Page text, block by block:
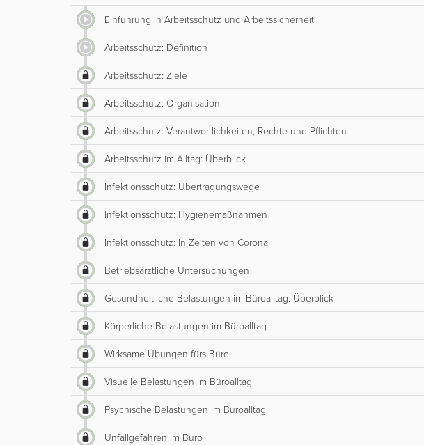
Einführung in Arbeitsschutz und Arbeitssicherheit
Arbeitsschutz: Definition
Arbeitsschutz: Ziele
Arbeitsschutz: Organisation
Arbeitsschutz: Verantwortlichkeiten, Rechte und Pflichten
Arbeitsschutz im Alltag: Überblick
Infektionsschutz: Übertragungswege
Infektionsschutz: Hygienemaßnahmen
Infektionsschutz: In Zeiten von Corona
Betriebsärztliche Untersuchungen
Gesundheitliche Belastungen im Büroalltag: Überblick
Körperliche Belastungen im Büroalltag
Wirksame Übungen fürs Büro
Visuelle Belastungen im Büroalltag
Psychische Belastungen im Büroalltag
Unfallgefahren im Büro